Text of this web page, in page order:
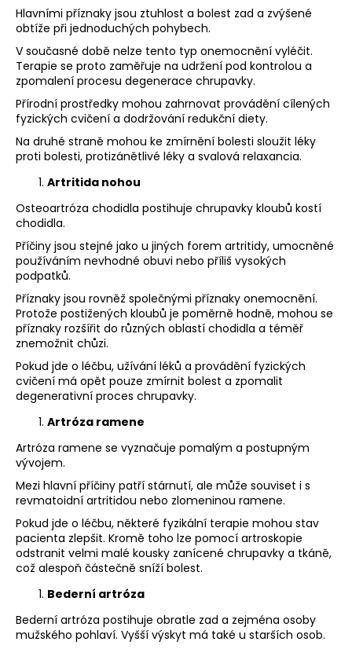
Hlavními příznaky jsou ztuhlost a bolest zad a zvýšené
obtíže při jednoduchých pohybech.
V současné době nelze tento typ onemocnění vyléčit.
Terapie se proto zaměřuje na udržení pod kontrolou a
zpomalení procesu degenerace chrupavky.
Přírodní prostředky mohou zahrnovat provádění cílených
fyzických cvičení a dodržování redukční diety.
Na druhé straně mohou ke zmírnění bolesti sloužit léky
proti bolesti, protizánětlivé léky a svalová relaxancia.
Artritida nohou
Osteoartróza chodidla postihuje chrupavky kloubů kostí
chodidla.
Příčiny jsou stejné jako u jiných forem artritidy, umocněné
používáním nevhodné obuvi nebo příliš vysokých
podpatků.
Příznaky jsou rovněž společnými příznaky onemocnění.
Protože postižených kloubů je poměrně hodně, mohou se
příznaky rozšířit do různých oblastí chodidla a téměř
znemožnit chůzi.
Pokud jde o léčbu, užívání léků a provádění fyzických
cvičení má opět pouze zmírnit bolest a zpomalit
degenerativní proces chrupavky.
Artróza ramene
Artróza ramene se vyznačuje pomalým a postupným
vývojem.
Mezi hlavní příčiny patří stárnutí, ale může souviset i s
revmatoidní artritidou nebo zlomeninou ramene.
Pokud jde o léčbu, některé fyzikální terapie mohou stav
pacienta zlepšit. Kromě toho lze pomocí artroskopie
odstranit velmi malé kousky zanícené chrupavky a tkáně,
což alespoň částečně sníží bolest.
Bederní artróza
Bederní artróza postihuje obratle zad a zejména osoby
mužského pohlaví. Vyšší výskyt má také u starších osob.